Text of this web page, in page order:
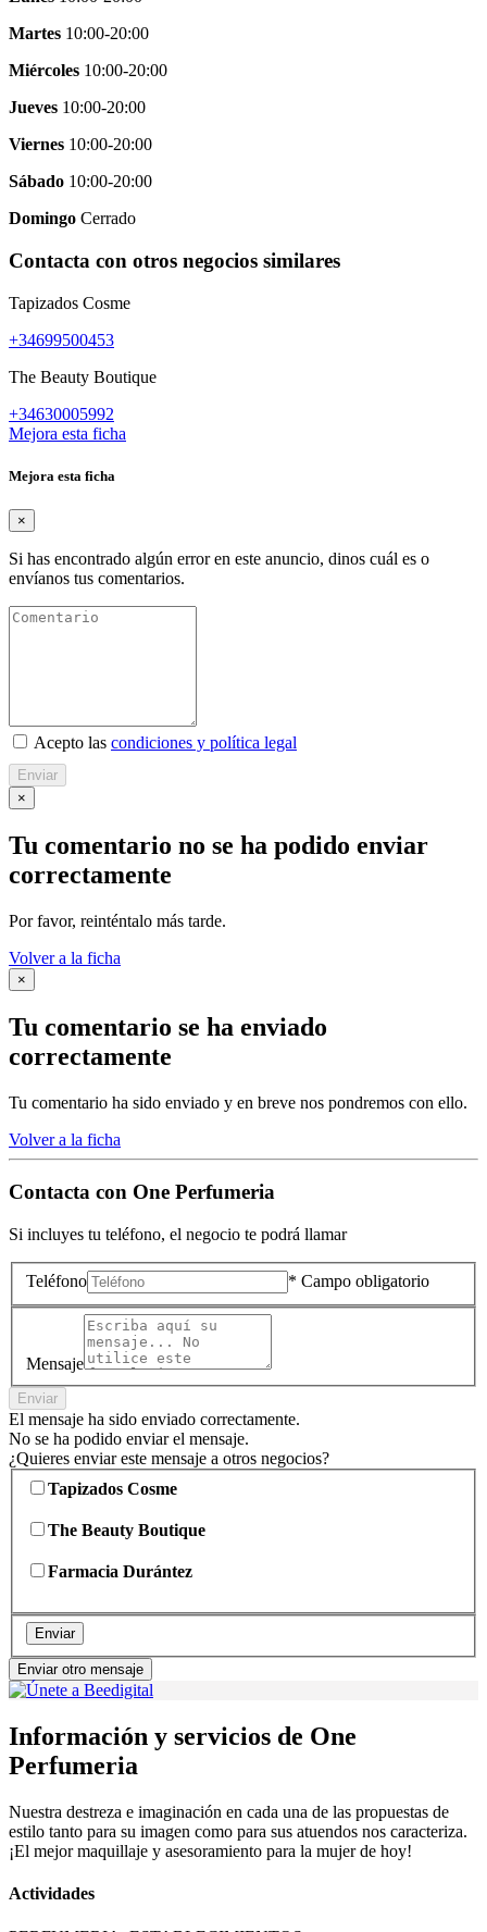
Martes 10:00-20:00
Miércoles 10:00-20:00
Jueves 10:00-20:00
Viernes 10:00-20:00
Sábado 10:00-20:00
Domingo Cerrado
Contacta con otros negocios similares
Tapizados Cosme
+34699500453
The Beauty Boutique
+34630005992
Mejora esta ficha
Mejora esta ficha
×
Si has encontrado algún error en este anuncio, dinos cuál es o
envíanos tus comentarios.
Acepto las condiciones y política legal
Enviar
×
Tu comentario no se ha podido enviar
correctamente
Por favor, reinténtalo más tarde.
Volver a la ficha
×
Tu comentario se ha enviado
correctamente
Tu comentario ha sido enviado y en breve nos pondremos con ello.
Volver a la ficha
Contacta con One Perfumeria
Si incluyes tu teléfono, el negocio te podrá llamar
Teléfono * Campo obligatorio
Mensaje
Enviar
El mensaje ha sido enviado correctamente.
No se ha podido enviar el mensaje.
¿Quieres enviar este mensaje a otros negocios?
Tapizados Cosme
The Beauty Boutique
Farmacia Durántez
Enviar
Enviar otro mensaje
Información y servicios de One
Perfumeria
Nuestra destreza e imaginación en cada una de las propuestas de
estilo tanto para su imagen como para sus atuendos nos caracteriza.
¡El mejor maquillaje y asesoramiento para la mujer de hoy!
Actividades